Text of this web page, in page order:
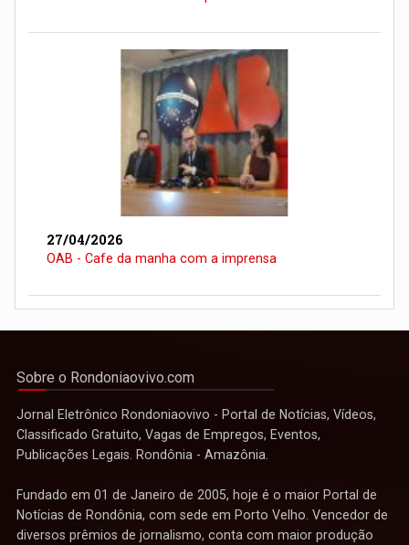
27/04/2026
OAB - Cafe da manha com a imprensa
Sobre o Rondoniaovivo.com
Jornal Eletrônico Rondoniaovivo - Portal de Notícias, Vídeos,
Classificado Gratuito, Vagas de Empregos, Eventos,
Publicações Legais. Rondônia - Amazônia.
Fundado em 01 de Janeiro de 2005, hoje é o maior Portal de
Notícias de Rondônia, com sede em Porto Velho. Vencedor de
diversos prêmios de jornalismo, conta com maior produção